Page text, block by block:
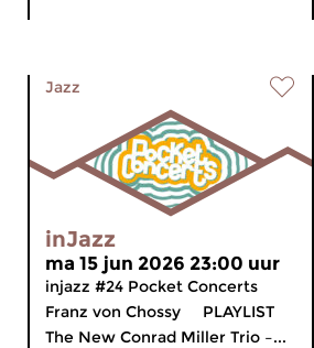
Jazz
inJazz
ma 15 jun 2026 23:00 uur
injazz #24 Pocket Concerts
Franz von Chossy PLAYLIST
The New Conrad Miller Trio –...